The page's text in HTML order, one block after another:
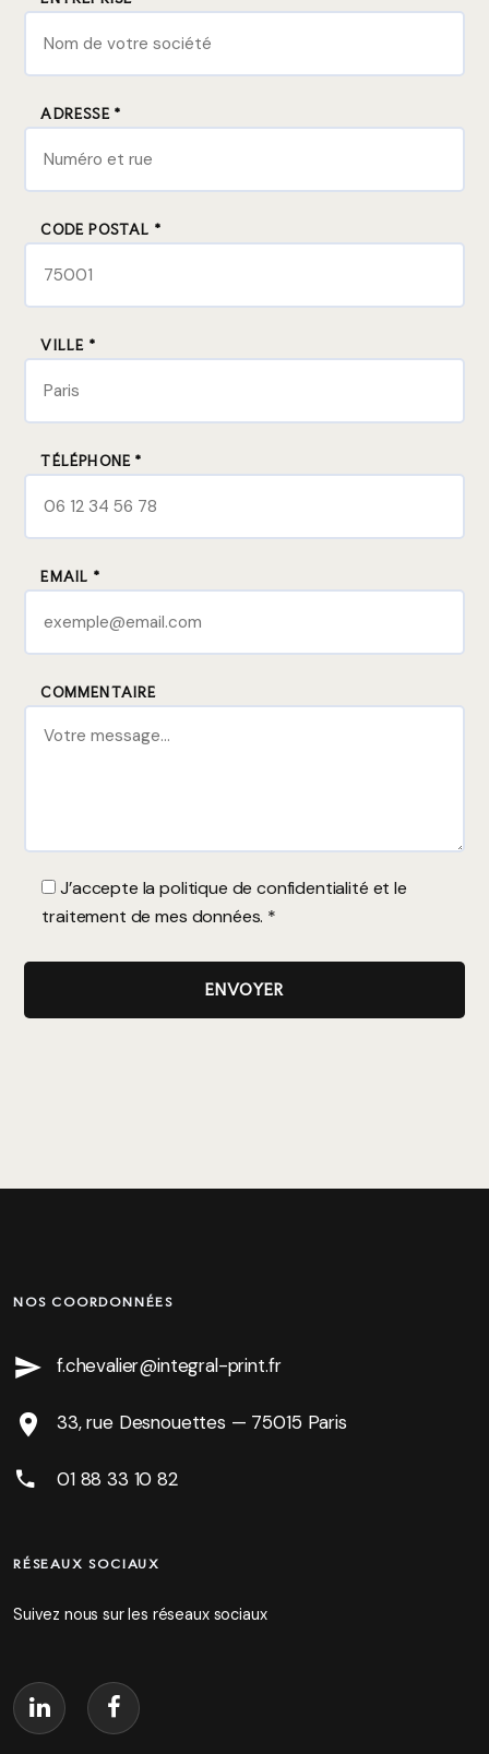
ADRESSE *
CODE POSTAL *
VILLE *
TÉLÉPHONE *
EMAIL *
COMMENTAIRE
J’accepte lapolitique de confidentialité et le
traitement de mes données. *
NOS COORDONNÉES
f.chevalier@integral-print.fr
33, rue Desnouettes — 75015 Paris
01 88 33 10 82
RÉSEAUX SOCIAUX
Suivez nous sur les réseaux sociaux